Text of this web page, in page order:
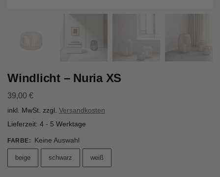
Windlicht – Nuria XS
39,00 €
inkl. MwSt. zzgl. Versandkosten
Lieferzeit: 4 - 5 Werktage
FARBE: Keine Auswahl
beige schwarz weiß